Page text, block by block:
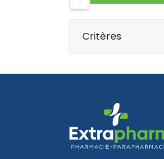
Critères